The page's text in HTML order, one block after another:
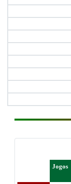
Jogos